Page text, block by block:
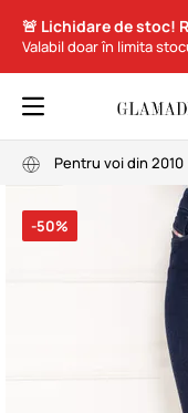
🚨 Lichidare de stoc!
Valabil doar în limita
Pentru voi din 2010
-50%